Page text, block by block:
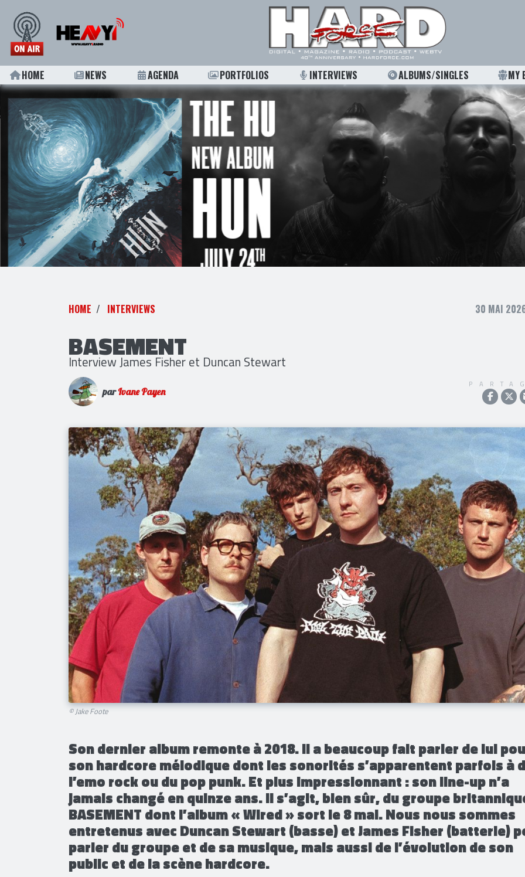
HOME NEWS AGENDA PORTFOLIOS INTERVIEWS ALBUMS/SINGLES MY
BASEMENT
Interview James Fisher et Duncan Stewart
Son dernier album remonte à 2018. Il a beaucoup fait parler de lui
son hardcore mélodique dont les sonorités s’apparentent parfois à
l’emo rock ou du pop punk. Et plus impressionnant : son line-up n’a
jamais changé en quinze ans. Il s’agit, bien sûr, du groupe
BASEMENT dont l’album « Wired » sort le 8 mai. Nous nous sommes
entretenus avec Duncan Stewart (basse) et James Fisher (batterie)
parler du groupe et de sa musique, mais aussi de l’évolution de son